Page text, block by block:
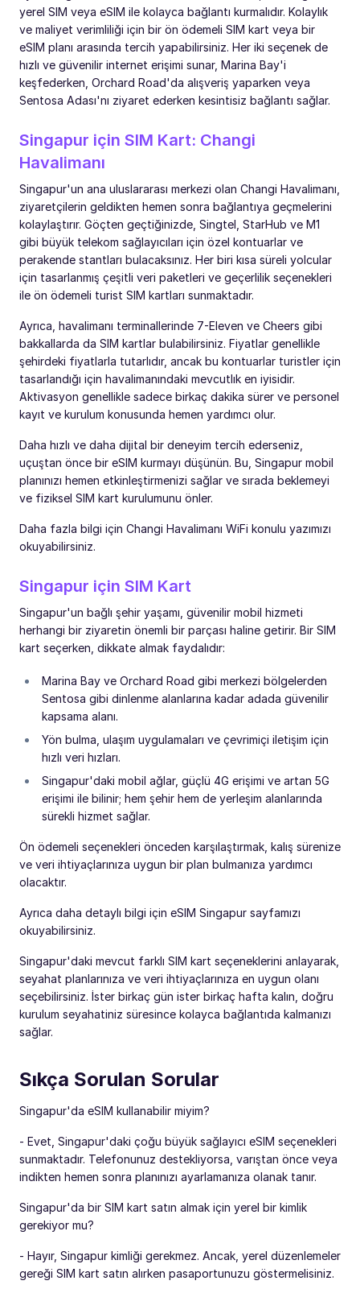
yerel SIM veya eSIM ile kolayca bağlantı kurmalıdır. Kolaylık
ve maliyet verimliliği için bir ön ödemeli SIM kart veya bir
eSIM planı arasında tercih yapabilirsiniz. Her iki seçenek de
hızlı ve güvenilir internet erişimi sunar, Marina Bay'i
keşfederken, Orchard Road'da alışveriş yaparken veya
Sentosa Adası'nı ziyaret ederken kesintisiz bağlantı sağlar.
Singapur için SIM Kart: Changi
Havalimanı
Singapur'un ana uluslararası merkezi olan Changi Havalimanı,
ziyaretçilerin geldikten hemen sonra bağlantıya geçmelerini
kolaylaştırır. Göçten geçtiğinizde, Singtel, StarHub ve M1
gibi büyük telekom sağlayıcıları için özel kontuarlar ve
perakende stantları bulacaksınız. Her biri kısa süreli yolcular
için tasarlanmış çeşitli veri paketleri ve geçerlilik seçenekleri
ile ön ödemeli turist SIM kartları sunmaktadır.
Ayrıca, havalimanı terminallerinde 7-Eleven ve Cheers gibi
bakkallarda da SIM kartlar bulabilirsiniz. Fiyatlar genellikle
şehirdeki fiyatlarla tutarlıdır, ancak bu kontuarlar turistler için
tasarlandığı için havalimanındaki mevcutlık en iyisidir.
Aktivasyon genellikle sadece birkaç dakika sürer ve personel
kayıt ve kurulum konusunda hemen yardımcı olur.
Daha hızlı ve daha dijital bir deneyim tercih ederseniz,
uçuştan önce bir eSIM kurmayı düşünün. Bu, Singapur mobil
planınızı hemen etkinleştirmenizi sağlar ve sırada beklemeyi
ve fiziksel SIM kart kurulumunu önler.
Daha fazla bilgi için Changi Havalimanı WiFi konulu yazımızı
okuyabilirsiniz.
Singapur için SIM Kart
Singapur'un bağlı şehir yaşamı, güvenilir mobil hizmeti
herhangi bir ziyaretin önemli bir parçası haline getirir. Bir SIM
kart seçerken, dikkate almak faydalıdır:
Marina Bay ve Orchard Road gibi merkezi bölgelerden
Sentosa gibi dinlenme alanlarına kadar adada güvenilir
kapsama alanı.
Yön bulma, ulaşım uygulamaları ve çevrimiçi iletişim için
hızlı veri hızları.
Singapur'daki mobil ağlar, güçlü 4G erişimi ve artan 5G
erişimi ile bilinir; hem şehir hem de yerleşim alanlarında
sürekli hizmet sağlar.
Ön ödemeli seçenekleri önceden karşılaştırmak, kalış sürenize
ve veri ihtiyaçlarınıza uygun bir plan bulmanıza yardımcı
olacaktır.
Ayrıca daha detaylı bilgi için eSIM Singapur sayfamızı
okuyabilirsiniz.
Singapur'daki mevcut farklı SIM kart seçeneklerini anlayarak,
seyahat planlarınıza ve veri ihtiyaçlarınıza en uygun olanı
seçebilirsiniz. İster birkaç gün ister birkaç hafta kalın, doğru
kurulum seyahatiniz süresince kolayca bağlantıda kalmanızı
sağlar.
Sıkça Sorulan Sorular
Singapur'da eSIM kullanabilir miyim?
- Evet, Singapur'daki çoğu büyük sağlayıcı eSIM seçenekleri
sunmaktadır. Telefonunuz destekliyorsa, varıştan önce veya
indikten hemen sonra planınızı ayarlamanıza olanak tanır.
Singapur'da bir SIM kart satın almak için yerel bir kimlik
gerekiyor mu?
- Hayır, Singapur kimliği gerekmez. Ancak, yerel düzenlemeler
gereği SIM kart satın alırken pasaportunuzu göstermelisiniz.